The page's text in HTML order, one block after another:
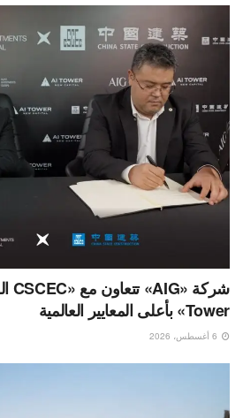
Tower» بأعلى المعايير العالمية